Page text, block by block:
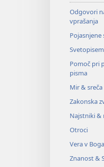
Odgovori
vprašanja
Pomoč pri
pisma
Mir & sreča
Zakonska
Najstniki &
Otroci
Vera v Boga
Znanost &